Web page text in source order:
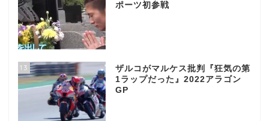
ポーツ初参戦
13
ザルコがマルケス批判『狂気の第
1ラップだった』2022アラゴン
GP